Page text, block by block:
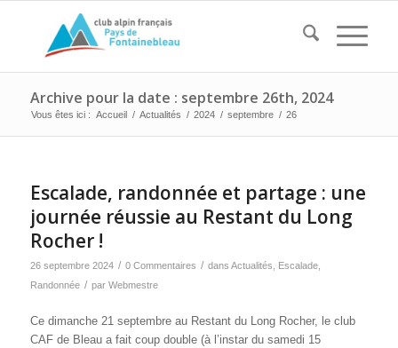
Archive pour la date : septembre 26th, 2024
Vous êtes ici : Accueil / Actualités / 2024 / septembre / 26
Escalade, randonnée et partage : une
journée réussie au Restant du Long
Rocher !
26 septembre 2024 / 0 Commentaires / dans Actualités Escalade,
Randonnée / par Webmestre
Ce dimanche 21 septembre au Restant du Long Rocher, le club
CAF de Bleau a fait coup double (à l’instar du samedi 15